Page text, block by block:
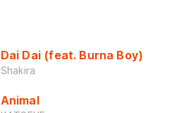
Dai Dai (feat. Burna Boy)
Shakira
Animal